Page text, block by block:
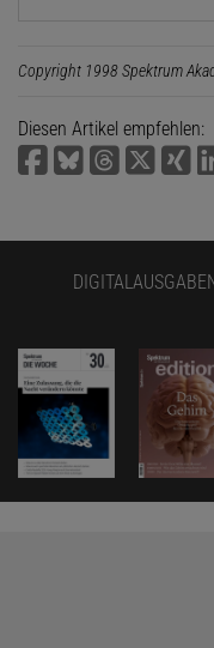
Copyright 1998 Spektrum
Diesen Artikel empfehlen: